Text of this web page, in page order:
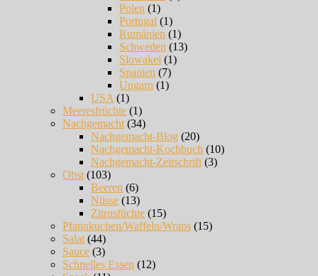
Polen (1)
Portugal (1)
Rumänien (1)
Schweden (13)
Slowakei (1)
Spanien (7)
Ungarn (1)
USA(1)
Meeresfrüchte (1)
Nachgemacht(34)
Nachgemacht-Blog (20)
Nachgemacht-Kochbuch (10)
Nachgemacht-Zeitschrift(3)
Obst(103)
Beeren (6)
Nüsse (13)
Zitrusfüchte (15)
Pfannkuchen/Waffeln/Wraps (15)
Salat(44)
Sauce (3)
Schnelles Essen (12)